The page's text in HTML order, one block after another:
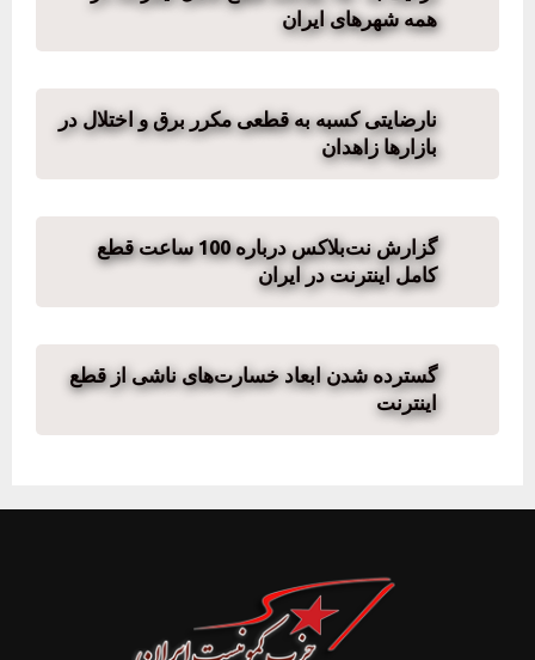
همه شهرهای ایران
نارضایتی کسبه به قطعی مکرر برق و اختلال در
بازارها زاهدان
گزارش نت‌بلاکس درباره 100 ساعت قطع
کامل اینترنت در ایران
گسترده شدن ابعاد خسارت‌های ناشی از قطع
اینترنت